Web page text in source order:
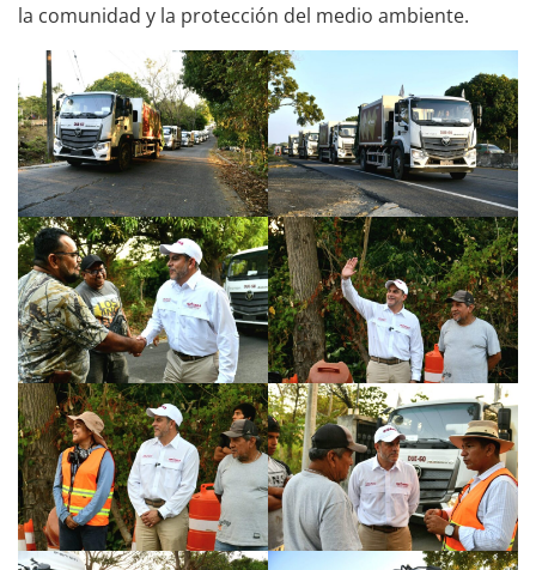
la comunidad y la protección del medio ambiente.